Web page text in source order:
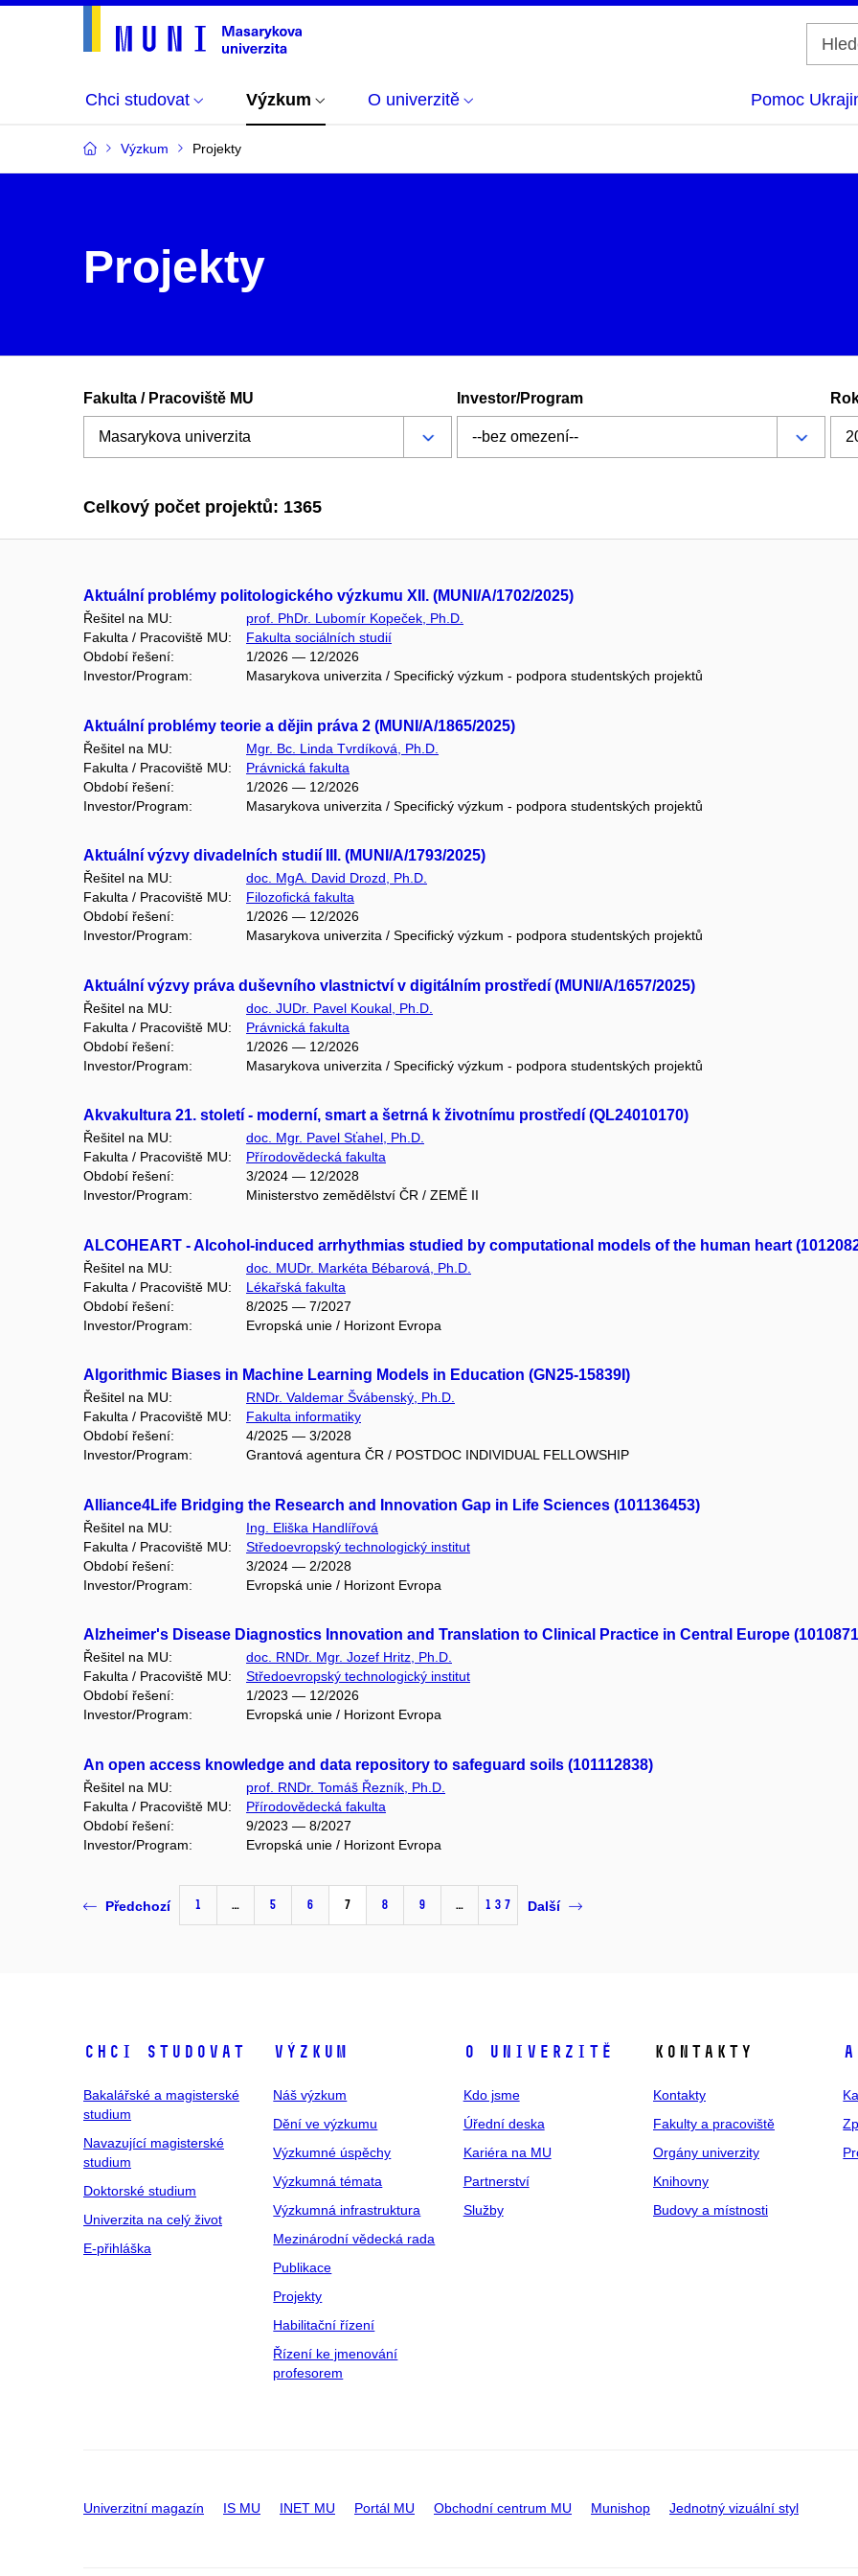
Chci studovat Výzkum O univerzitě Pomoc
Výzkum Projekty
Projekty
Fakulta / Pracoviště MU Investor/Program
Celkový počet projektů: 1365
Aktuální problémy politologického výzkumu XII. (MUNI/A/1702/2025)
Řešitel na MU:
prof. PhDr. Lubomír Kopeček, Ph.D.
Fakulta / Pracoviště MU:
Fakulta sociálních studií
Období řešení:
1/2026 — 12/2026
Investor/Program:
Masarykova univerzita / Specifický výzkum - podpora studentských projektů
Aktuální problémy teorie a dějin práva 2 (MUNI/A/1865/2025)
Řešitel na MU:
Mgr. Bc. Linda Tvrdíková, Ph.D.
Fakulta / Pracoviště MU:
Právnická fakulta
Období řešení:
1/2026 — 12/2026
Investor/Program:
Masarykova univerzita / Specifický výzkum - podpora studentských projektů
Aktuální výzvy divadelních studií III. (MUNI/A/1793/2025)
Řešitel na MU:
doc. MgA. David Drozd, Ph.D.
Fakulta / Pracoviště MU:
Filozofická fakulta
Období řešení:
1/2026 — 12/2026
Investor/Program:
Masarykova univerzita / Specifický výzkum - podpora studentských projektů
Aktuální výzvy práva duševního vlastnictví v digitálním prostředí (MUNI/A/1657/2025)
Řešitel na MU:
doc. JUDr. Pavel Koukal, Ph.D.
Fakulta / Pracoviště MU:
Právnická fakulta
Období řešení:
1/2026 — 12/2026
Investor/Program:
Masarykova univerzita / Specifický výzkum - podpora studentských projektů
Akvakultura 21. století - moderní, smart a šetrná k životnímu prostředí (QL24010170)
Řešitel na MU:
doc. Mgr. Pavel Sťahel, Ph.D.
Fakulta / Pracoviště MU:
Přírodovědecká fakulta
Období řešení:
3/2024 — 12/2028
Investor/Program:
Ministerstvo zemědělství ČR / ZEMĚ II
ALCOHEART - Alcohol-induced arrhythmias studied by computational models of the human heart
Řešitel na MU:
doc. MUDr. Markéta Bébarová, Ph.D.
Fakulta / Pracoviště MU:
Lékařská fakulta
Období řešení:
8/2025 — 7/2027
Investor/Program:
Evropská unie / Horizont Evropa
Algorithmic Biases in Machine Learning Models in Education (GN25-15839I)
Řešitel na MU:
RNDr. Valdemar Švábenský, Ph.D.
Fakulta / Pracoviště MU:
Fakulta informatiky
Období řešení:
4/2025 — 3/2028
Investor/Program:
Grantová agentura ČR / POSTDOC INDIVIDUAL FELLOWSHIP
Alliance4Life Bridging the Research and Innovation Gap in Life Sciences (101136453)
Řešitel na MU:
Ing. Eliška Handlířová
Fakulta / Pracoviště MU:
Středoevropský technologický institut
Období řešení:
3/2024 — 2/2028
Investor/Program:
Evropská unie / Horizont Evropa
Alzheimer's Disease Diagnostics Innovation and Translation to Clinical Practice in Central Europe
Řešitel na MU:
doc. RNDr. Mgr. Jozef Hritz, Ph.D.
Fakulta / Pracoviště MU:
Středoevropský technologický institut
Období řešení:
1/2023 — 12/2026
Investor/Program:
Evropská unie / Horizont Evropa
An open access knowledge and data repository to safeguard soils (101112838)
Řešitel na MU:
prof. RNDr. Tomáš Řezník, Ph.D.
Fakulta / Pracoviště MU:
Přírodovědecká fakulta
Období řešení:
9/2023 — 8/2027
Investor/Program:
Evropská unie / Horizont Evropa
Předchozí 1 … 5 6 7 8 9 … 137 Další
Chci studovat
Bakalářské a magisterské
studium
Navazující magisterské
studium
Doktorské studium
Univerzita na celý život
E-přihláška
Výzkum
Náš výzkum
Dění ve výzkumu
Výzkumné úspěchy
Výzkumná témata
Výzkumná infrastruktura
Mezinárodní vědecká rada
Publikace
Projekty
Habilitační řízení
Řízení ke jmenování
profesorem
O univerzitě
Kdo jsme
Úřední deska
Kariéra na MU
Partnerství
Služby
Kontakty
Kontakty
Fakulty a pracoviště
Orgány univerzity
Knihovny
Budovy a místnosti
Univerzitní magazín IS MU INET MU Portál MU Obchodní centrum MU Munishop Jednotný vizuální styl